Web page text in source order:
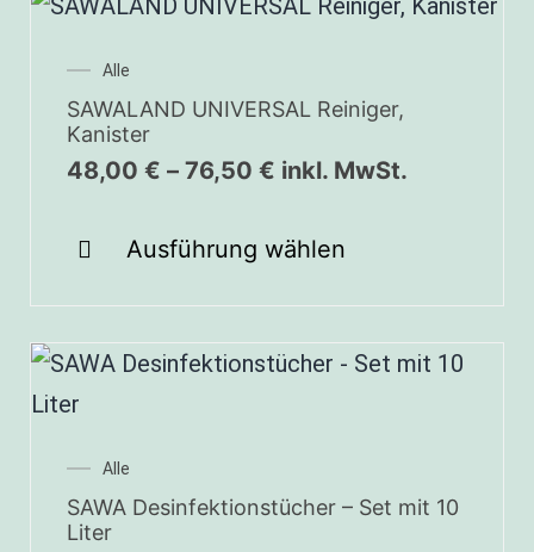
Alle
SAWALAND UNIVERSAL Reiniger,
Kanister
48,00 € – 76,50 € inkl. MwSt.
Ausführung wählen
Alle
SAWA Desinfektionstücher – Set mit 10
Liter